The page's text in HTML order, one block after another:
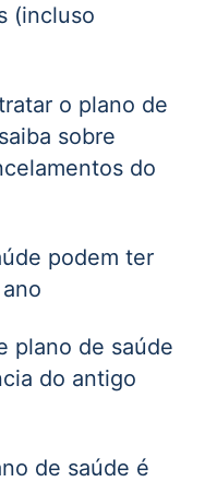
(incluso
o plano de
sobre
do
podem ter
plano de saúde
do antigo
de saúde é